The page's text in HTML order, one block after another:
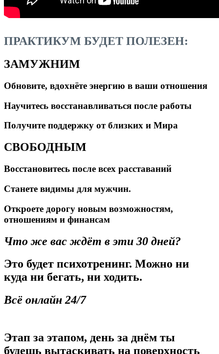
ПРАКТИКУМ БУДЕТ ПОЛЕЗЕН:
ЗАМУЖНИМ
Обновите, вдохнёте энергию в ваши отношения
Научитесь восстанавливаться после работы
Получите поддержку от близких и Мира
СВОБОДНЫМ
Восстановитесь после всех расставаний
Станете видимы для мужчин.
Откроете дорогу новым возможностям,
отношениям и финансам
Что же вас ждёт в эти 30 дней?
Это будет психотренинг. Можно ни
куда ни бегать, ни ходить.
Всё онлайн 24/7
Этап за этапом, день за днём ты
будешь вытаскивать на поверхность